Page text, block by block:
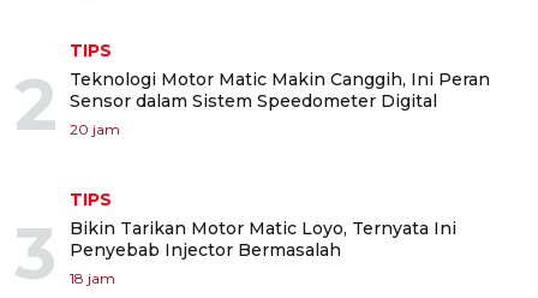
2
TIPS
Teknologi Motor Matic Makin Canggih, Ini Peran
Sensor dalam Sistem Speedometer Digital
20 jam
3
TIPS
Bikin Tarikan Motor Matic Loyo, Ternyata Ini
Penyebab Injector Bermasalah
18 jam